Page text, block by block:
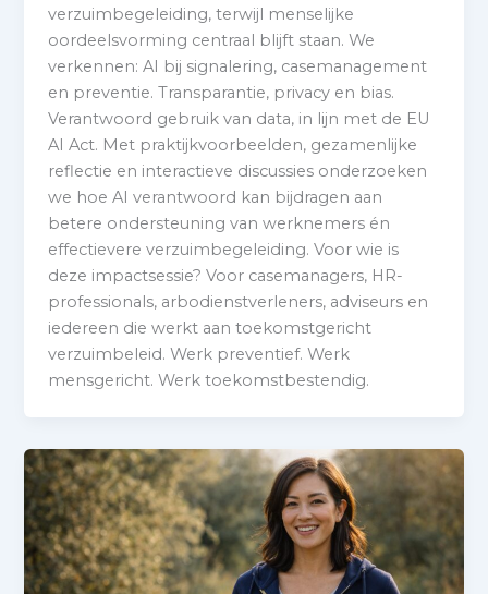
verzuimbegeleiding, terwijl menselijke
oordeelsvorming centraal blijft staan. We
verkennen: AI bij signalering, casemanagement
en preventie. Transparantie, privacy en bias.
Verantwoord gebruik van data, in lijn met de EU
AI Act. Met praktijkvoorbeelden, gezamenlijke
reflectie en interactieve discussies onderzoeken
we hoe AI verantwoord kan bijdragen aan
betere ondersteuning van werknemers én
effectievere verzuimbegeleiding. Voor wie is
deze impactsessie? Voor casemanagers, HR-
professionals, arbodienstverleners, adviseurs en
iedereen die werkt aan toekomstgericht
verzuimbeleid. Werk preventief. Werk
mensgericht. Werk toekomstbestendig.